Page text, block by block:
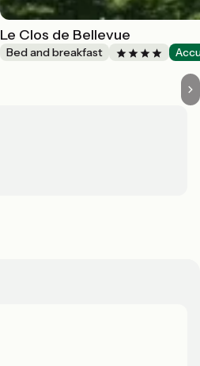
Le Clos de Bellevue
Bed and breakfast